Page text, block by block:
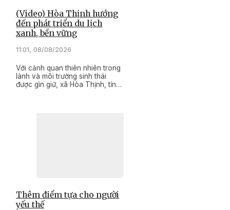
(Video) Hòa Thịnh hướng
đến phát triển du lịch
xanh, bền vững
11:01, 08/08/2026
Với cảnh quan thiên nhiên trong
lành và môi trường sinh thái
được gìn giữ, xã Hòa Thịnh, tỉnh
Thêm điểm tựa cho người
yếu thế